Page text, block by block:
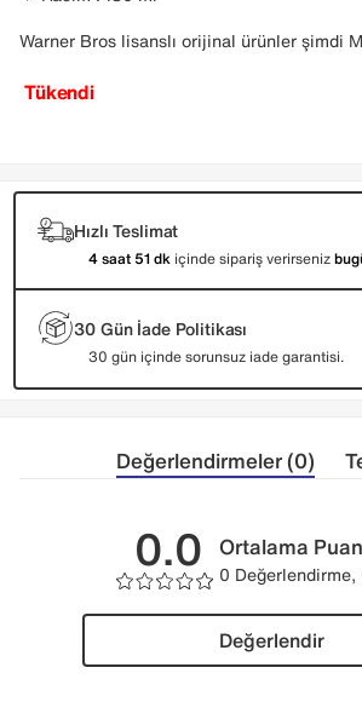
Warner Bros lisanslı orijinal ürünler şimdi
Tükendi
Hızlı Teslimat
4 saat 51 dk içinde sipariş verirseniz
30 Gün İade Politikası
30 gün içinde sorunsuz iade garantisi.
Değerlendirmeler (0)
0.0 Ortalama Puan
0 Değerlendirme,
Değerlendir